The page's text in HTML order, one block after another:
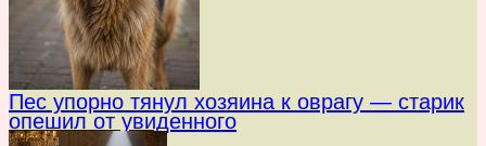
Пес упорно тянул хозяина к оврагу — старик
опешил от увиденного